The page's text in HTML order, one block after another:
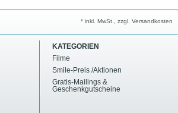
* inkl. MwSt., zzgl. Versandkosten
KATEGORIEN
Filme
Smile-Preis /Aktionen
Gratis-Mailings &
Geschenkgutscheine